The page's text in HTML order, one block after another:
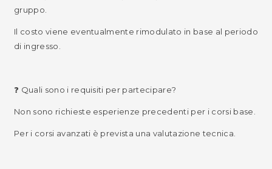
gruppo.
Il costo viene eventualmente rimodulato in base al periodo
di ingresso.
❓ Quali sono i requisiti per partecipare?
Non sono richieste esperienze precedenti per i corsi base.
Per i corsi avanzati è prevista una valutazione tecnica.